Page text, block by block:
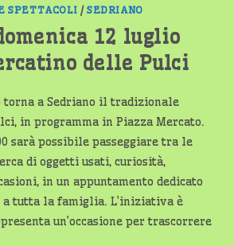
SPETTACOLI /SEDRIANO
12 luglio
delle Pulci
torna a Sedriano il tradizionale
in programma in Piazza Mercato.
sarà possibile passeggiare tra le
di oggetti usati, curiosità,
in un appuntamento dedicato
a tutta la famiglia. L’iniziativa è
un’occasione per trascorrere